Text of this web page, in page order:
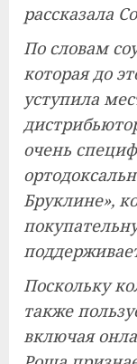
рассказала
По словам
которая до
уступила
очень
Бруклине»,
Поскольку
также
включая